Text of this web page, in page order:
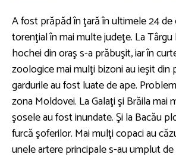
A fost prăpăd în ţară în ultimele 24
torenţial în mai multe judeţe. La
hochei din oraş s-a prăbuşit, iar în
zoologice mai mulţi bizoni au ieşit din
gardurile au fost luate de ape.
zona Moldovei. La Galaţi şi Brăila mai
şosele au fost inundate. Şi la Bacău
furcă şoferilor. Mai mulţi copaci au
unele artere principale s-au umplut de